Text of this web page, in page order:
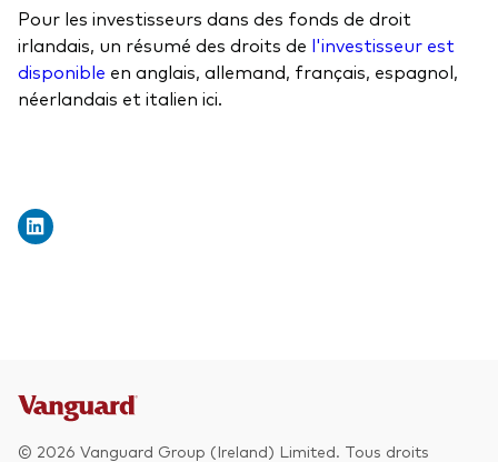
Pour les investisseurs dans des fonds de droit
irlandais, un résumé des droits de l'investisseur est
disponible en anglais, allemand, français, espagnol,
néerlandais et italien ici.
© 2026 Vanguard Group (Ireland) Limited. Tous droits